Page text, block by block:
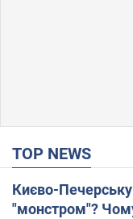
TOP NEWS
Києво-
"монстром"?